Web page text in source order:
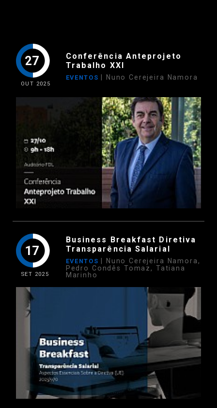
27
OUT 2025
Conferência Anteprojeto
Trabalho XXI
EVENTOS | Nuno Cerejeira Namora
17
SET 2025
Business Breakfast Diretiva
Transparência Salarial
EVENTOS
| Nuno Cerejeira Namora,
Pedro Condês Tomaz, Tatiana
Marinho